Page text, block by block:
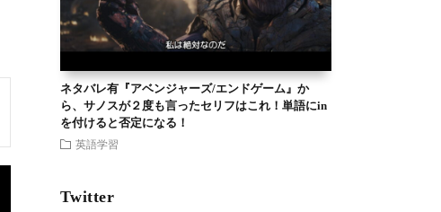
ネタバレ有『アベンジャーズ/エンドゲーム』か
ら、サノスが２度も言ったセリフはこれ！単語にin
を付けると否定になる！
英語学習
Twitter